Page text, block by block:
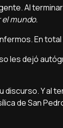
Al
mundo.
En
les dejó
discurso. Y al
de San